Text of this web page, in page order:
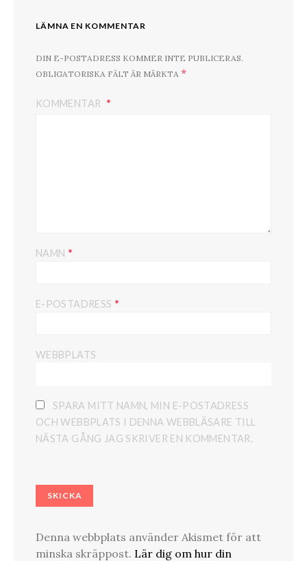
LÄMNA EN KOMMENTAR
DIN E-POSTADRESS KOMMER INTE PUBLICERAS.
OBLIGATORISKA FÄLT ÄR MÄRKTA *
KOMMENTAR
NAMN *
E-POSTADRESS *
WEBBPLATS
SPARA MITT NAMN, MIN E-POSTADRESS
OCH WEBBPLATS I DENNA WEBBLÄSARE TILL
NÄSTA GÅNG JAG SKRIVER EN KOMMENTAR.
Denna webbplats använder Akismet för att
minska skräppost. Lär dig om hur din